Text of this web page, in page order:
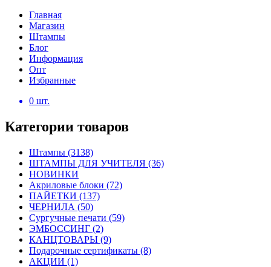
Главная
Магазин
Штампы
Блог
Информация
Опт
Избранные
0 шт.
Категории товаров
Штампы (3138)
ШТАМПЫ ДЛЯ УЧИТЕЛЯ (36)
НОВИНКИ
Акриловые блоки (72)
ПАЙЕТКИ (137)
ЧЕРНИЛА (50)
Сургучные печати (59)
ЭМБОССИНГ (2)
КАНЦТОВАРЫ (9)
Подарочные сертификаты (8)
АКЦИИ (1)